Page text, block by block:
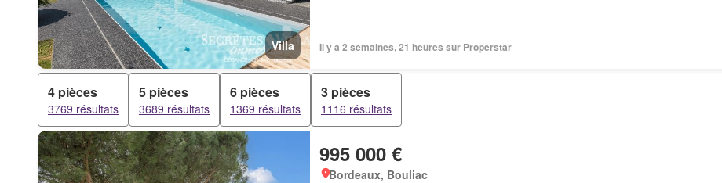
Villa Il y a 2 semaines, 21 heures sur Properstar
4 pièces
3769 résultats
5 pièces
3689 résultats
6 pièces
1369 résultats
3 pièces
1116 résultats
995 000 €
Bordeaux, Bouliac